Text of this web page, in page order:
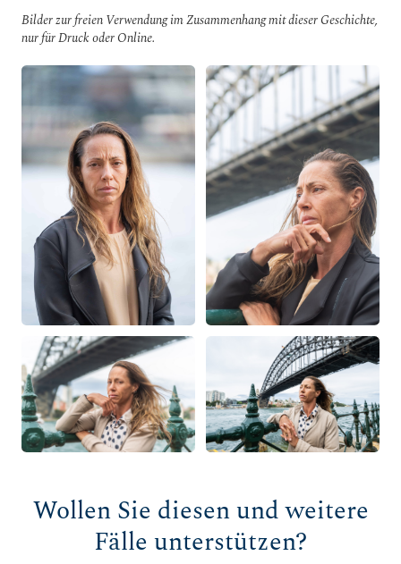
Bilder zur freien Verwendung im Zusammenhang mit dieser Geschichte,
nur für Druck oder Online.
Wollen Sie diesen und weitere
Fälle unterstützen?